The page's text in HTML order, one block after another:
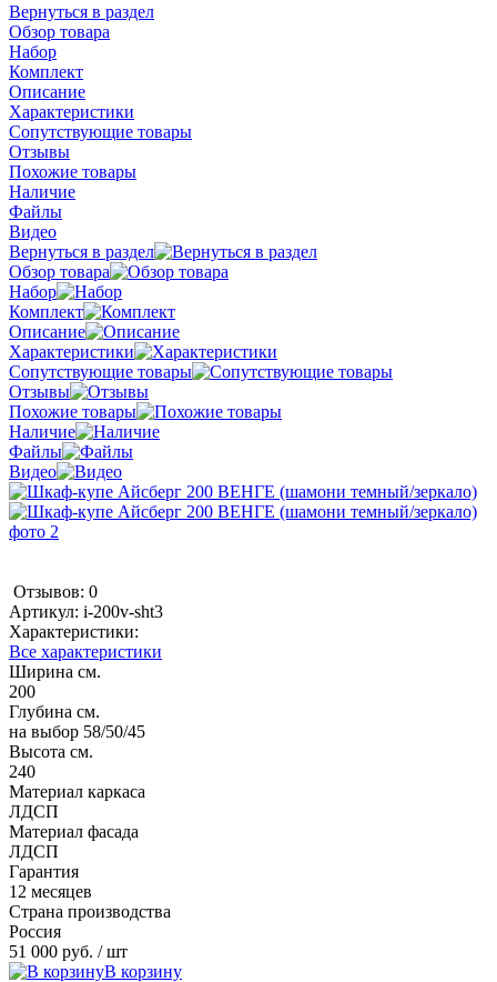
Вернуться в раздел
Обзор товара
Набор
Комплект
Описание
Характеристики
Сопутствующие товары
Отзывы
Похожие товары
Наличие
Файлы
Видео
Вернуться в раздел
Обзор товара
Набор
Комплект
Описание
Характеристики
Сопутствующие товары
Отзывы
Похожие товары
Наличие
Файлы
Видео
Отзывов: 0
Артикул: i-200v-sht3
Характеристики:
Все характеристики
Ширина см.
200
Глубина см.
на выбор 58/50/45
Высота см.
240
Материал каркаса
ЛДСП
Материал фасада
ЛДСП
Гарантия
12 месяцев
Страна производства
Россия
51 000 руб. / шт
В корзину